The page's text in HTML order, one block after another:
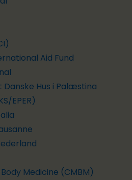
Aid Fund
Hus i Palæstina
EPER)
Medicine (CMBM)